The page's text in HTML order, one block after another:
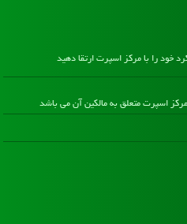
خود را با مرکز اسپرت ارتقا دهید